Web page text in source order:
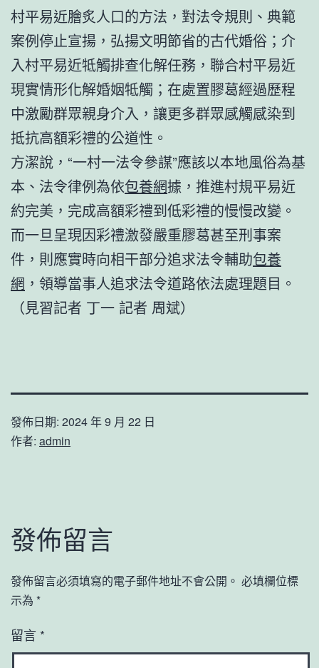
村平易近膾炙人口的方法，對法令規則、典範
案例停止宣揚，弘揚文明節省的古代婚俗；介
入村平易近牴觸排查化解任務，聯合村平易近
現實情形化解婚姻牴觸；在處置膠葛經過歷程
中激勵群眾親身介入，讓更多群眾感觸感染到
抵抗高額彩禮的公道性。
方潔說，“一村一法令參謀”應該以本地風俗為基
本、法令律例為依包養網據，推進村規平易近
約完美，完成高額彩禮到低彩禮的慢慢改變。
而一旦呈現因彩禮激發嚴重膠葛甚至刑事案
件，則應實時向相干部分追求法令輔助包養
網 ，領導當事人追求法令道路依法處理題目。
（見習記者 丁一 記者 周斌）
發佈日期: 2024 年 9 月 22 日
作者: admin
發佈留言
發佈留言必須填寫的電子郵件地址不會公開。 必填欄位標
示為 *
留言 *